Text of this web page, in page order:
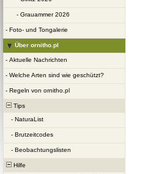
- Grauammer 2026
- Foto- und Tongalerie
Über ornitho.pl
- Aktuelle Nachrichten
- Welche Arten sind wie geschützt?
- Regeln von ornitho.pl
Tips
- NaturaList
- Brutzeitcodes
- Beobachtungslisten
Hilfe